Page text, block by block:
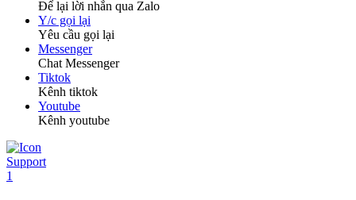
Để lại lời nhắn qua Zalo
Y/c gọi lại
Yêu cầu gọi lại
Messenger
Chat Messenger
Tiktok
Kênh tiktok
Youtube
Kênh youtube